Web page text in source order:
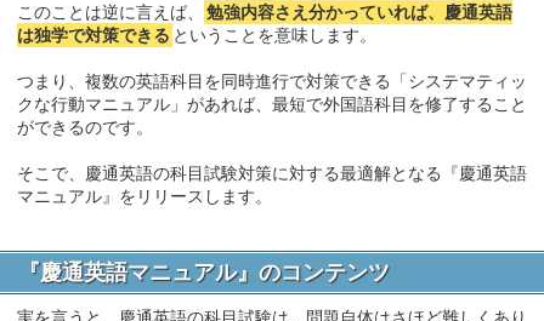
このことは逆に言えば、
勉強内容さえ分かっていれば、慶通英語
は独学で対策できる ということを意味します。
つまり、複数の英語科目を同時進行で対策できる「システマティッ
クな行動マニュアル」があれば、最短で外国語科目を修了すること
ができるのです。
そこで、慶通英語の科目試験対策に対する最適解となる『慶通英語
マニュアル』をリリースします。
『慶通英語マニュアル』のコンテンツ
実を言うと、慶通英語の科目試験は、問題自体はさほど難しくあり